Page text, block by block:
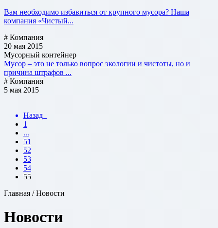
Вам необходимо избавиться от крупного мусора? Наша
компания «Чистый...
# Компания
20 мая 2015
Мусорный контейнер
Мусор – это не только вопрос экологии и чистоты, но и
причина штрафов ...
# Компания
5 мая 2015
Назад
1
...
51
52
53
54
55
Главная / Новости
Новости